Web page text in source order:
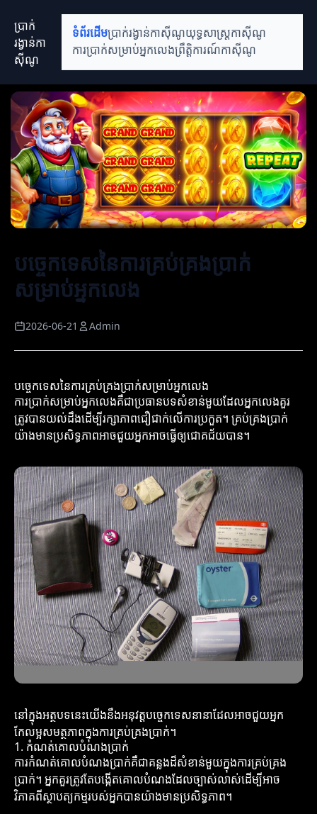
ប្រាក់
រង្វាន់កា
ស៊ីណូ
ទំព័រដើមប្រាក់រង្វាន់កាស៊ីណូយុទ្ធសាស្ត្រកាស៊ីណូ
ការប្រាក់សម្រាប់អ្នកលេងព្រឹត្តិការណ៍កាស៊ីណូ
បច្ចេកទេសនៃការគ្រប់គ្រងប្រាក់
សម្រាប់អ្នកលេង
2026-06-21 Admin
បច្ចេកទេសនៃការគ្រប់គ្រងប្រាក់សម្រាប់អ្នកលេង
ការប្រាក់សម្រាប់អ្នកលេងគឺជាប្រធានបទសំខាន់មួយដែលអ្នកលេងគួរ
ត្រូវបានយល់ដឹងដើម្បីរក្សាភាពជឿជាក់លើការប្រកួត។ គ្រប់គ្រងប្រាក់
យ៉ាងមានប្រសិទ្ធភាពអាចជួយអ្នកអាចធ្វើឲ្យជោគជ័យបាន។
នៅក្នុងអត្ថបទនេះយើងនឹងអនុវត្តបច្ចេកទេសនានាដែលអាចជួយអ្នក
កែលម្អសមត្ថភាពក្នុងការគ្រប់គ្រងប្រាក់។
1. កំណត់គោលបំណងប្រាក់
ការកំណត់គោលបំណងប្រាក់គឺជាគន្លងដ៏សំខាន់មួយក្នុងការគ្រប់គ្រង
ប្រាក់។ អ្នកគួរត្រូវតែបង្កើតគោលបំណងដែលច្បាស់លាស់ដើម្បីអាច
វិភាគពីស្ថាបត្យកម្មរបស់អ្នកបានយ៉ាងមានប្រសិទ្ធភាព។